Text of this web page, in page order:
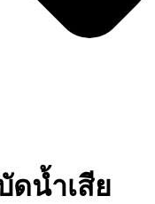
ดน้ำเสีย